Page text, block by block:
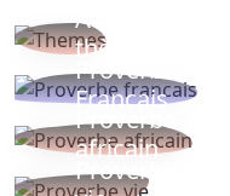
Autres
thèmes
Proverbe
Français
Proverbe
africain
Proverbe